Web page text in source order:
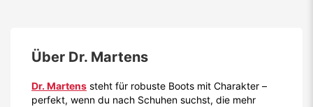
Über Dr. Martens
Dr. Martens steht für robuste Boots mit Charakter –
perfekt, wenn du nach Schuhen suchst, die mehr